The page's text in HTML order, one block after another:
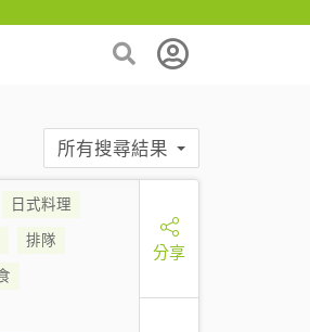
所有搜尋結果
日式料理
排隊
分享